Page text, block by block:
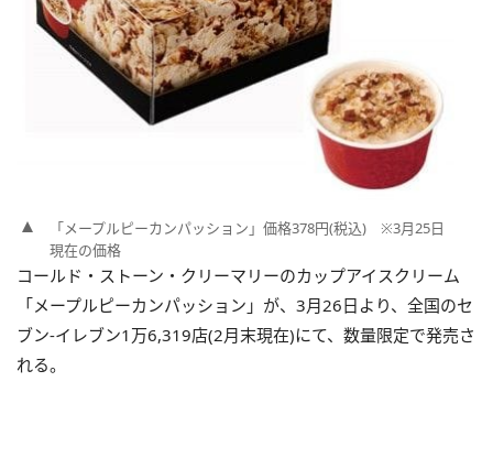
「メープルピーカンパッション」価格378円(税込) ※3月25日
現在の価格
コールド・ストーン・クリーマリーのカップアイスクリーム
「メープルピーカンパッション」が、3月26日より、全国のセ
ブン-イレブン1万6,319店(2月末現在)にて、数量限定で発売さ
れる。